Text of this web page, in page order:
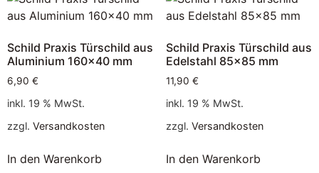
Schild Praxis Türschild aus
Aluminium 160×40 mm
6,90 €
inkl. 19 % MwSt.
zzgl. Versandkosten
In den Warenkorb
Schild Praxis Türschild aus
Edelstahl 85×85 mm
11,90 €
inkl. 19 % MwSt.
zzgl. Versandkosten
In den Warenkorb